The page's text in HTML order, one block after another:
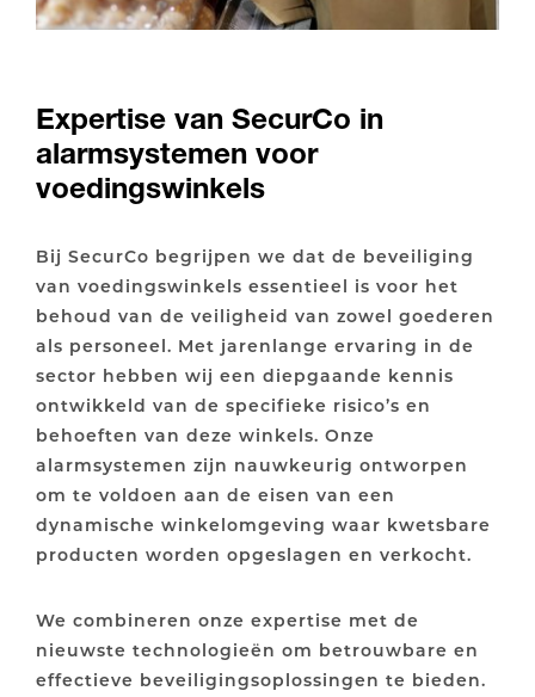
Expertise van SecurCo in
alarmsystemen voor
voedingswinkels
Bij SecurCo begrijpen we dat de beveiliging
van voedingswinkels essentieel is voor het
behoud van de veiligheid van zowel goederen
als personeel. Met jarenlange ervaring in de
sector hebben wij een diepgaande kennis
ontwikkeld van de specifieke risico’s en
behoeften van deze winkels. Onze
alarmsystemen zijn nauwkeurig ontworpen
om te voldoen aan de eisen van een
dynamische winkelomgeving waar kwetsbare
producten worden opgeslagen en verkocht.
We combineren onze expertise met de
nieuwste technologieën om betrouwbare en
effectieve beveiligingsoplossingen te bieden.